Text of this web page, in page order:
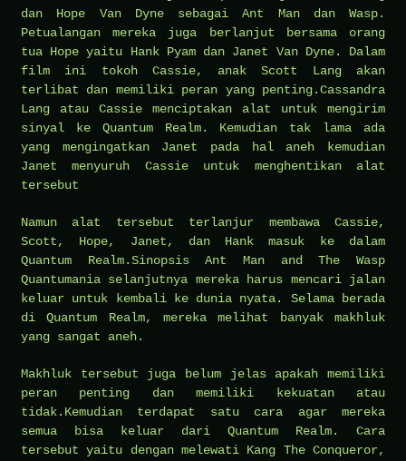
dan Hope Van Dyne sebagai Ant Man dan Wasp.
Petualangan mereka juga berlanjut bersama orang
tua Hope yaitu Hank Pyam dan Janet Van Dyne. Dalam
film ini tokoh Cassie, anak Scott Lang akan
terlibat dan memiliki peran yang penting.Cassandra
Lang atau Cassie menciptakan alat untuk mengirim
sinyal ke Quantum Realm. Kemudian tak lama ada
yang mengingatkan Janet pada hal aneh kemudian
Janet menyuruh Cassie untuk menghentikan alat
tersebut
Namun alat tersebut terlanjur membawa Cassie,
Scott, Hope, Janet, dan Hank masuk ke dalam
Quantum Realm.Sinopsis Ant Man and The Wasp
Quantumania selanjutnya mereka harus mencari jalan
keluar untuk kembali ke dunia nyata. Selama berada
di Quantum Realm, mereka melihat banyak makhluk
yang sangat aneh.
Makhluk tersebut juga belum jelas apakah memiliki
peran penting dan memiliki kekuatan atau
tidak.Kemudian terdapat satu cara agar mereka
semua bisa keluar dari Quantum Realm. Cara
tersebut yaitu dengan melewati Kang The Conqueror,